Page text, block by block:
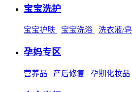
宝宝洗护
宝宝护肤 宝宝洗浴 洗衣液/皂
孕妈专区
营养品 产后修复 孕期化妆品